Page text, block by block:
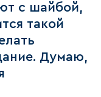
с шайбой,
такой
Думаю,